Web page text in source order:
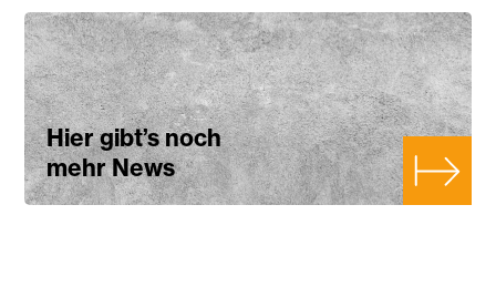
Hier gibt’s noch
mehr News